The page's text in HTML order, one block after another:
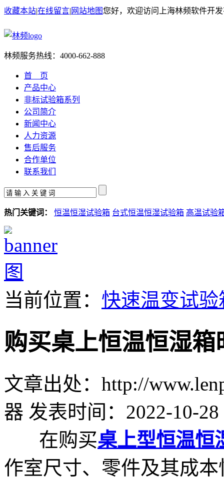
收藏本站|在线留言| 网站地图您好，欢迎访问上海林频软件开
林频服务热线： 4000-662-888
首 页
产品中心
非标试验箱系列
公司简介
新闻中心
人力资源
售后服务
合作单位
联系我们
热门关键词： 恒温恒湿试验箱 台式恒温恒湿试验箱 高温试验
当前位置： 快速温变试验
购买桌上恒温恒湿
文章出处：http://
器 发表时间：2022-10-28
在购买桌上型恒温恒
作室尺寸、零件及其成